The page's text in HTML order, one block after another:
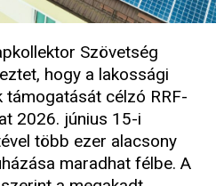
Szövetség
hogy a lakossági
célzó RRF-
2026. június 15-i
több ezer alacsony
maradhat félbe. A